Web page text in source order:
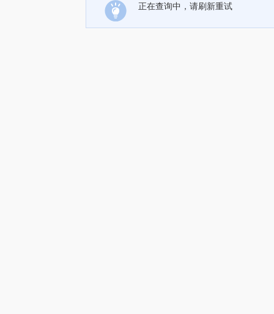
正在查询中，请刷新重试